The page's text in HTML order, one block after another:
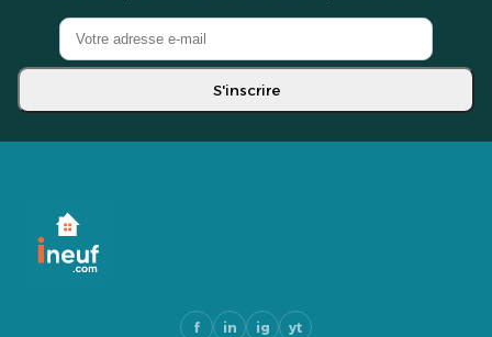
S'inscrire
f in ig yt